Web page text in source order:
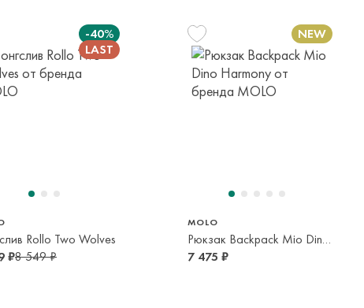
транспортной компании. Доставка осуществляется в
транспортной компании.
онлайн банковскими картами Visa, Mastercard, МИР,
-40%
Rollo Two Wolves
₽8 549 ₽
MOLO
Рюкзак Backpack Mio Dino Harmony
7 475 ₽